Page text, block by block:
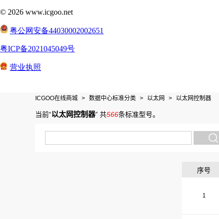
ICGOO在线商城 > 数据中心标准分类 > 以太网 > 以太网控制器
当前“以太网控制器” 共566条标准型号。
序号
1